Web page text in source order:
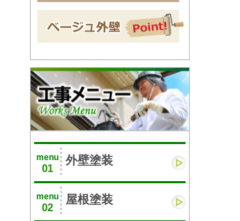
menu
01
外壁塗装
menu
02
屋根塗装